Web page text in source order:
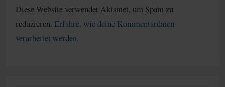
(optional)
Diese Website verwendet Akismet, um Spam zu
reduzieren. Erfahre, wie deine Kommentardaten
verarbeitet werden.